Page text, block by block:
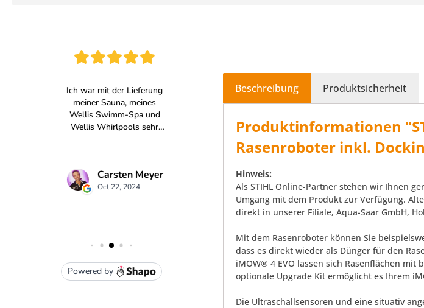
Beschreibung Produktsicherheit
Produktinformationen
Rasenroboter inkl.
Hinweis:
Als STIHL Online-Partner stehen wir Ihnen
Umgang mit dem Produkt zur Verfügung.
direkt in unserer Filiale, Aqua-Saar GmbH,
Mit dem Rasenroboter können Sie
dass es direkt wieder als Dünger für den
iMOW® 4 EVO lassen sich Rasenflächen mit
optionale Upgrade Kit ermöglicht es Ihrem
Die Ultraschallsensoren und eine situativ